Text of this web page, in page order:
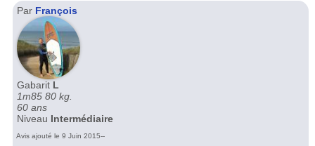
Par François
Gabarit L
1m85 80 kg.
60 ans
Niveau Intermédiaire
Avis ajouté le 9 Juin 2015--